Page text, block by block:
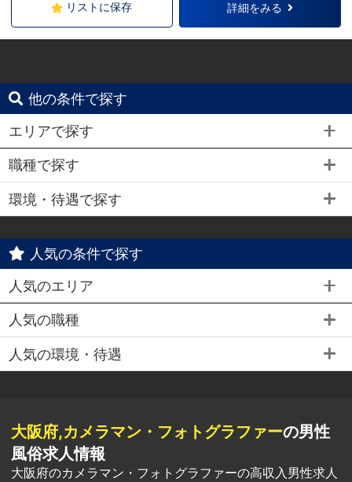
リストに保存 詳細をみる
他の条件で探す
エリアで探す
職種で探す
環境・待遇で探す
人気の条件で探す
人気のエリア
人気の職種
人気の環境・待遇
大阪府,カメラマン・フォトグラファーの男性
風俗求人情報
大阪府のカメラマン・フォトグラファーの高収入男性求人